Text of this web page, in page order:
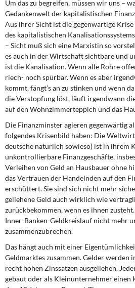
Um das zu begreifen, müssen wir uns –
Gedankenwelt der kapitalistischen
Aus ihrer Sicht ist die gegenwärtige
des kapitalistischen
– Sicht muß sich eine Marxistin so
es auch in der Wirtschaft sichtbare und
ist die Kanalisation. Wenn alle Rohre
riech- noch spürbar. Wenn es aber
kommt, fängt’s an zu stinken und wenn
die Verstopfung löst, läuft irgendwann
auf den Wohnzimmerteppich und das
Die Finanzminster agieren gegenwärtig
folgendes Krisenbild haben: Die
deutsche natürlich sowieso) ist in ihrem
unkontrollierbare Finanzgeschäfte,
Verleihen von Geld an Hausbauer ohne
das Vertrauen der Handelnden auf den
erschüttert. Sie sind sich nicht mehr
geliehene Geld auch wirklich wie
zurückbekommen, wenn es ihnen
Inner-Banken-Geldkreislauf nicht mehr
zusammenzubrechen.
Das hängt auch mit einer
Geldmarktes zusammen. Gelder werden
recht hohen Zinssätzen ausgeliehen.
gebaut oder als Kleinunternehmer einen